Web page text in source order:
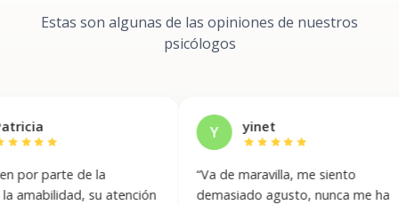
Estas son algunas de las opiniones de nuestros
psicólogos
de la
su atención
yinet
star star starstar star
Va de maravilla, me siento
demasiado agusto, nunca me ha